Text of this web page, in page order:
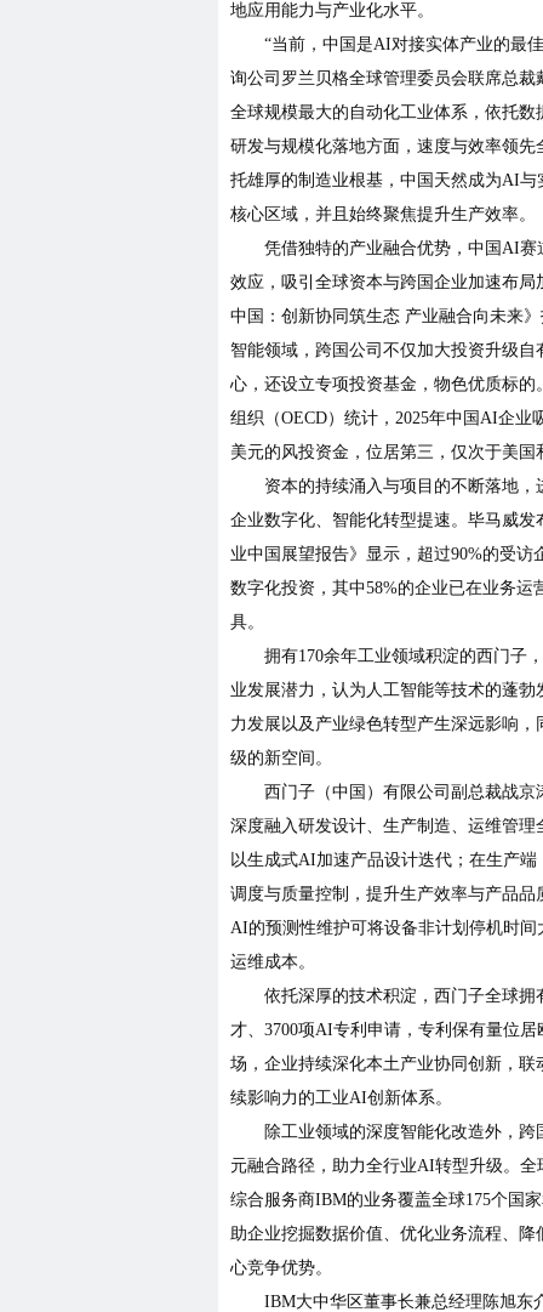
地应用能力与产业化水平。
“当前，中国是AI对接实体产业的最
询公司罗兰贝格全球管理委员会联席总裁
全球规模最大的自动化工业体系，依托数
研发与规模化落地方面，速度与效率领先
托雄厚的制造业根基，中国天然成为AI与
核心区域，并且始终聚焦提升生产效率。
凭借独特的产业融合优势，中国AI赛
效应，吸引全球资本与跨国企业加速布局
中国：创新协同筑生态 产业融合向未来
智能领域，跨国公司不仅加大投资升级自
心，还设立专项投资基金，物色优质标的
组织（OECD）统计，2025年中国AI企业
美元的风投资金，位居第三，仅次于美国
资本的持续涌入与项目的不断落地，
企业数字化、智能化转型提速。毕马威发
业中国展望报告》显示，超过90%的受访
数字化投资，其中58%的企业已在业务运
具。
拥有170余年工业领域积淀的西门子
业发展潜力，认为人工智能等技术的蓬勃
力发展以及产业绿色转型产生深远影响，
级的新空间。
西门子（中国）有限公司副总裁战
深度融入研发设计、生产制造、运维管理
以生成式AI加速产品设计迭代；在生产
调度与质量控制，提升生产效率与产品品
AI的预测性维护可将设备非计划停机时间
运维成本。
依托深厚的技术积淀，西门子全球拥
才、3700项AI专利申请，专利保有量位
场，企业持续深化本土产业协同创新，联
续影响力的工业AI创新体系。
除工业领域的深度智能化改造外，跨
元融合路径，助力全行业AI转型升级。全
综合服务商IBM的业务覆盖全球175个国
助企业挖掘数据价值、优化业务流程、降
心竞争优势。
IBM大中华区董事长兼总经理陈旭东